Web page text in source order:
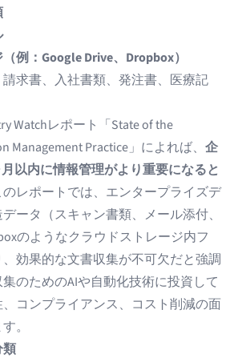
例：Google Drive、Dropbox）
請求書、入社書類、発注書、医療記
Watchレポート「State of the
Management Practice」によれば、 企
以内に情報管理がより重要になると
レポートでは、エンタープライズデ
ータ（スキャン書類、メール添付、
のようなクラウドストレージ内フ
効果的な文書収集が不可欠だと強調
集のためのAIや自動化技術に投資して
コンプライアンス、コスト削減の面
。
類